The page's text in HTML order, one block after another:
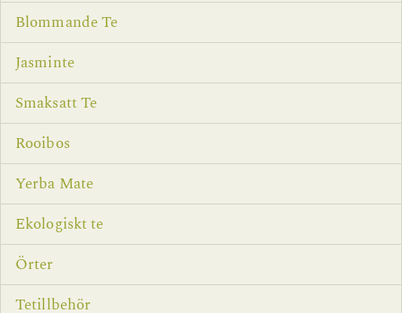
Blommande Te
Jasminte
Smaksatt Te
Rooibos
Yerba Mate
Ekologiskt te
Örter
Tetillbehör